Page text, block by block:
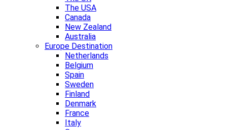
The USA
Canada
New Zealand
Australia
Europe Destination
Netherlands
Belgium
Spain
Sweden
Finland
Denmark
France
Italy